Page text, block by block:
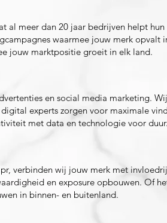
al meer dan 20 jaar bedrijven helpt
waarmee jouw merk opvalt
jouw marktpositie groeit in elk land.
en social media marketing.
experts zorgen voor maximale
met data en technologie voor
verbinden wij jouw merk met
en exposure opbouwen. Of
in binnen- en buitenland.